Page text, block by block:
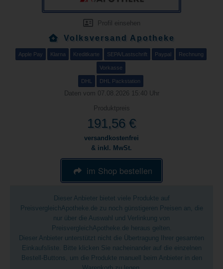
Profil einsehen
Volksversand Apotheke
Apple Pay Klarna Kreditkarte SEPA/Lastschrift Paypal Rechnung
Vorkasse
DHL DHL Packstation
Daten vom 07.08.2026 15:40 Uhr
Produktpreis
191,56 €
versandkostenfrei
& inkl. MwSt.
im Shop bestellen
Dieser Anbieter bietet viele Produkte auf
PreisvergleichApotheke.de zu noch günstigeren Preisen an, die
nur über die Auswahl und Verlinkung von
PreisvergleichApotheke.de heraus gelten.
Dieser Anbieter unterstützt nicht die Übertragung Ihrer gesamten
Einkaufsliste. Bitte klicken Sie nacheinander auf die einzelnen
Bestell-Buttons, um die Produkte manuell beim Anbieter in den